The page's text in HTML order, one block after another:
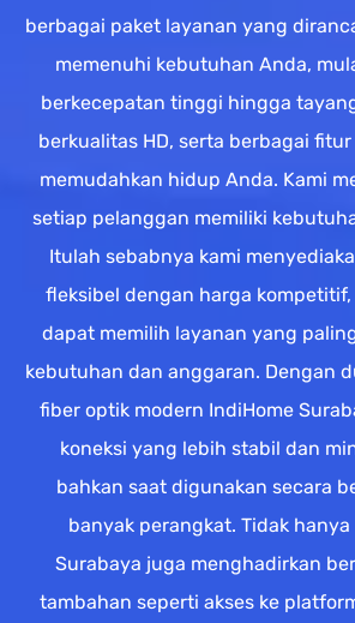
berbagai paket layanan yang
memenuhi kebutuhan Anda,
berkecepatan tinggi hingga
berkualitas HD, serta berbagai
memudahkan hidup Anda. Kami
setiap pelanggan memiliki
Itulah sebabnya kami
fleksibel dengan harga
dapat memilih layanan yang
kebutuhan dan anggaran. Dengan
fiber optik modern IndiHome
koneksi yang lebih stabil dan
bahkan saat digunakan secara
banyak perangkat. Tidak
Surabaya juga menghadirkan
tambahan seperti akses ke